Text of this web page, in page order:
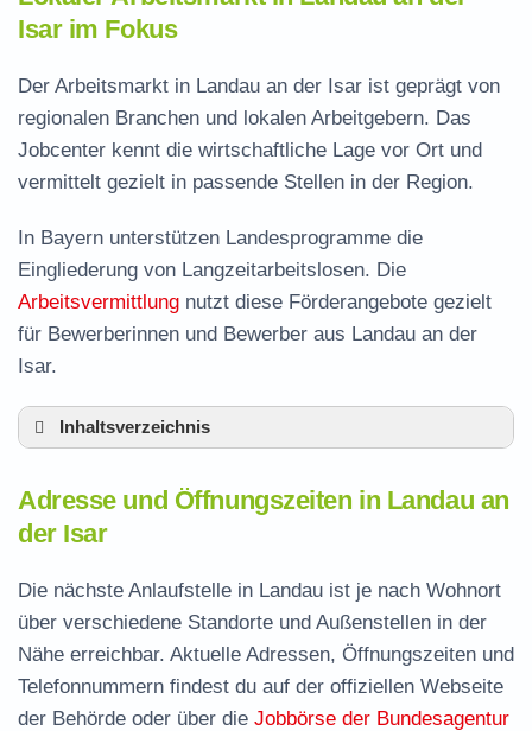
Isar im Fokus
Der Arbeitsmarkt in Landau an der Isar ist geprägt von
regionalen Branchen und lokalen Arbeitgebern. Das
Jobcenter kennt die wirtschaftliche Lage vor Ort und
vermittelt gezielt in passende Stellen in der Region.
In Bayern unterstützen Landesprogramme die
Eingliederung von Langzeitarbeitslosen. Die
Arbeitsvermittlung nutzt diese Förderangebote gezielt
für Bewerberinnen und Bewerber aus Landau an der
Isar.
Inhaltsverzeichnis
Leistungen der Arbeitsvermittlung in Landau
Jobcenter Dingolfing-Landau – zuständige
Stelle
Stellenangebote und Jobbörse in Landau
Häufige Fragen rund ums Jobcenter
Adresse und Öffnungszeiten in Landau an
der Isar
Die nächste Anlaufstelle in Landau ist je nach Wohnort
über verschiedene Standorte und Außenstellen in der
Nähe erreichbar. Aktuelle Adressen, Öffnungszeiten und
Telefonnummern findest du auf der offiziellen Webseite
der Behörde oder über die Jobbörse der Bundesagentur